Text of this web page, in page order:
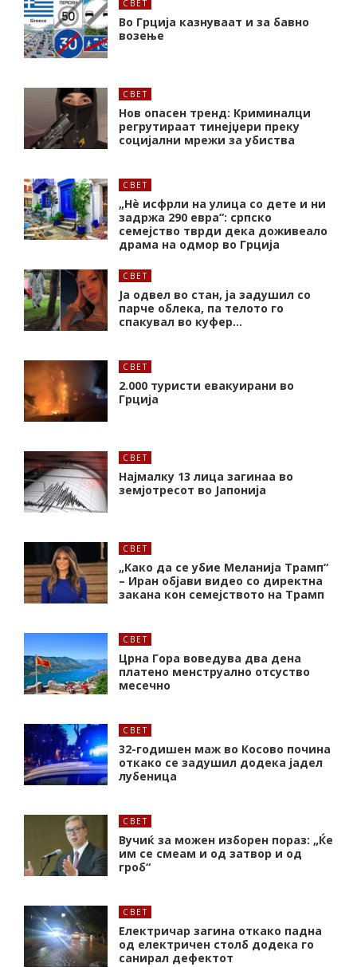
СВЕТ
Во Грција казнуваат и за бавно
возење
СВЕТ
Нов опасен тренд: Криминалци
регрутираат тинејџери преку
социјални мрежи за убиства
СВЕТ
„Нѐ исфрли на улица со дете и ни
задржа 290 евра“: српско
семејство тврди дека доживеало
драма на одмор во Грција
СВЕТ
Ја одвел во стан, ја задушил со
парче облека, па телото го
спакувал во куфер…
СВЕТ
2.000 туристи евакуирани во
Грција
СВЕТ
Најмалку 13 лица загинаа во
земјотресот во Јапонија
СВЕТ
„Како да се убие Меланија Трамп“
– Иран објави видео со директна
закана кон семејството на Трамп
СВЕТ
Црна Гора воведува два дена
платено менструално отсуство
месечно
СВЕТ
32-годишен маж во Косово почина
откако се задушил додека јадел
лубеница
СВЕТ
Вучиќ за можен изборен пораз: „Ќе
им се смеам и од затвор и од
гроб“
СВЕТ
Електричар загина откако падна
од електричен столб додека го
санирал дефектот